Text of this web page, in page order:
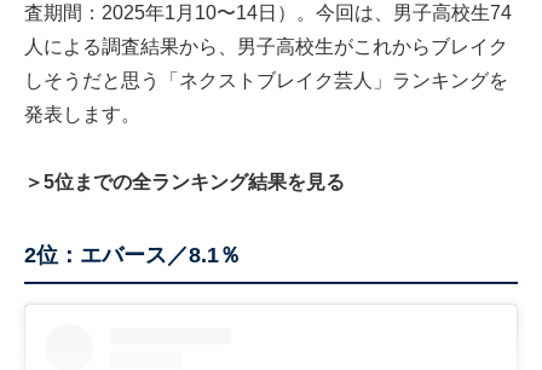
査期間：2025年1月10〜14日）。今回は、男子高校生74
人による調査結果から、男子高校生がこれからブレイク
しそうだと思う「ネクストブレイク芸人」ランキングを
発表します。
＞5位までの全ランキング結果を見る
2位：エバース／8.1％